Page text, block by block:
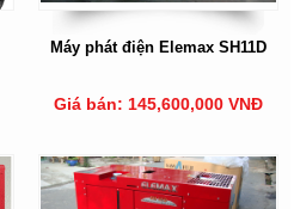
Máy phát điện Elemax SH11D
Giá bán: 145,600,000 VNĐ